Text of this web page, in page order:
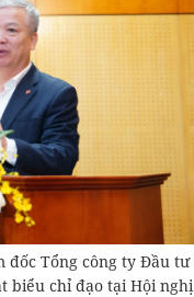
đốc Tổng công ty Đầu tư
biểu chỉ đạo tại Hội nghị